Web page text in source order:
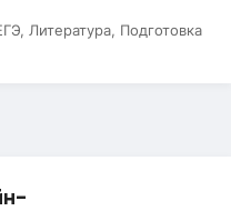
Литература, Подготовка